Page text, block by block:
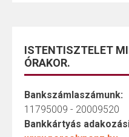
ISTENTISZTELET
ÓRAKOR.
Bankszámlaszámunk:
11795009 - 20009520
Bankkártyás